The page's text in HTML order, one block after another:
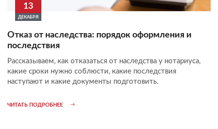
13
ДЕКАБРЯ
Отказ от наследства: порядок оформления и
последствия
Рассказываем, как отказаться от наследства у нотариуса,
какие сроки нужно соблюсти, какие последствия
наступают и какие документы подготовить.
ЧИТАТЬ ПОДРОБНЕЕ